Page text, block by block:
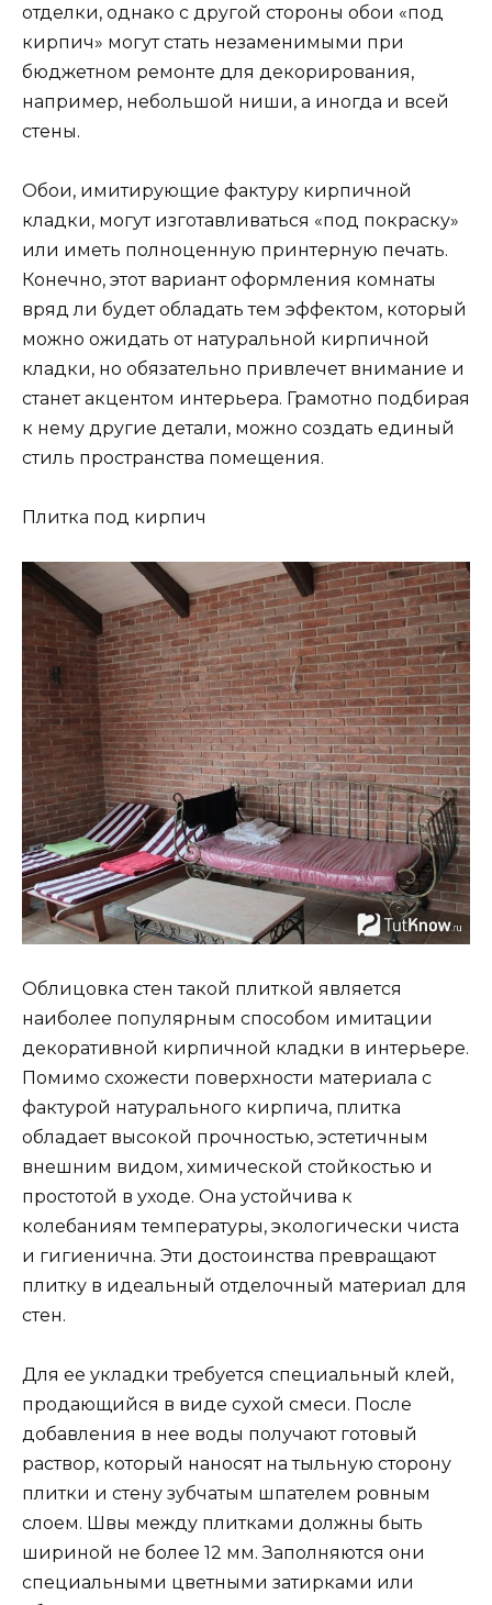
отделки, однако с другой стороны обои «под
кирпич» могут стать незаменимыми при
бюджетном ремонте для декорирования,
например, небольшой ниши, а иногда и всей
стены.
Обои, имитирующие фактуру кирпичной
кладки, могут изготавливаться «под покраску»
или иметь полноценную принтерную печать.
Конечно, этот вариант оформления комнаты
вряд ли будет обладать тем эффектом, который
можно ожидать от натуральной кирпичной
кладки, но обязательно привлечет внимание и
станет акцентом интерьера. Грамотно подбирая
к нему другие детали, можно создать единый
стиль пространства помещения.
Плитка под кирпич
Облицовка стен такой плиткой является
наиболее популярным способом имитации
декоративной кирпичной кладки в интерьере.
Помимо схожести поверхности материала с
фактурой натурального кирпича, плитка
обладает высокой прочностью, эстетичным
внешним видом, химической стойкостью и
простотой в уходе. Она устойчива к
колебаниям температуры, экологически чиста
и гигиенична. Эти достоинства превращают
плитку в идеальный отделочный материал для
стен.
Для ее укладки требуется специальный клей,
продающийся в виде сухой смеси. После
добавления в нее воды получают готовый
раствор, который наносят на тыльную сторону
плитки и стену зубчатым шпателем ровным
слоем. Швы между плитками должны быть
шириной не более 12 мм. Заполняются они
специальными цветными затирками или